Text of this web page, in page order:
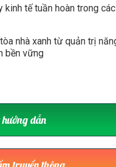
kinh tế tuần hoàn trong
nhà xanh từ quản trị
bền vững
dẫn